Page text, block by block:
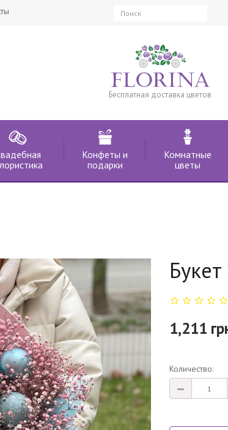
Бесплатная доставка цветов
Конфеты и
подарки
Комнатные
цветы
1,211
Количество: